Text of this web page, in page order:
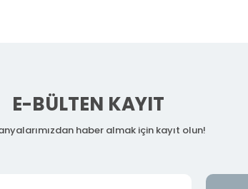
E-BÜLTEN KAYIT
haber almak için kayıt olun!